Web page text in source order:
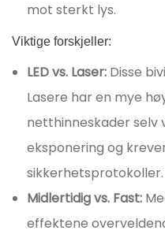
mot sterkt lys.
Viktige forskjeller:
LED vs. Laser: Disse
Lasere har en mye
netthinneskader selv
eksponering og
sikkerhetsprotokoller.
Midlertidig vs. Fast:
effektene